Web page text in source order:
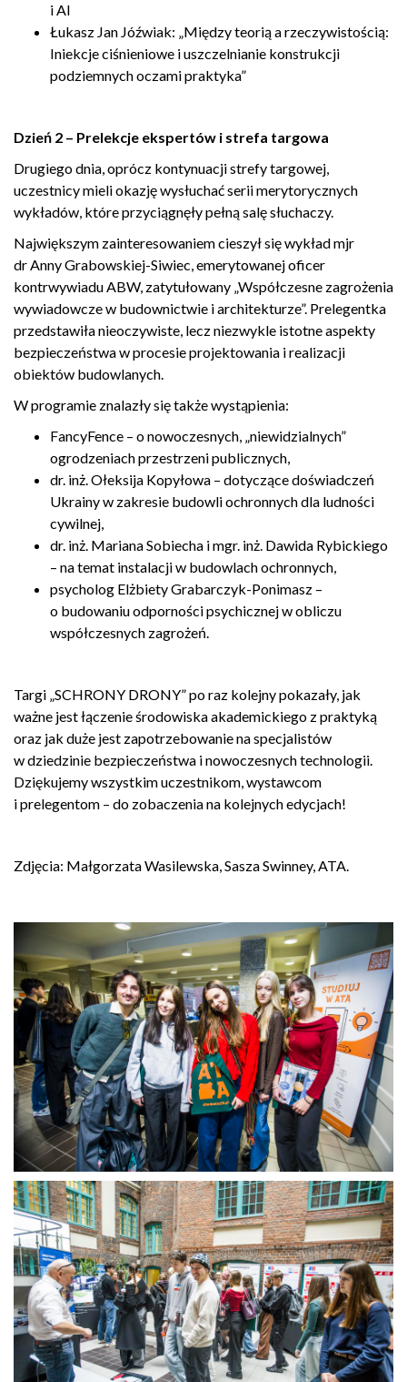
i AI
Łukasz Jan Jóźwiak: „Między teorią a rzeczywistością:
Iniekcje ciśnieniowe i uszczelnianie konstrukcji
podziemnych oczami praktyka”
Dzień 2 – Prelekcje ekspertów i strefa targowa
Drugiego dnia, oprócz kontynuacji strefy targowej,
uczestnicy mieli okazję wysłuchać serii merytorycznych
wykładów, które przyciągnęły pełną salę słuchaczy.
Największym zainteresowaniem cieszył się wykład mjr
dr Anny Grabowskiej-Siwiec, emerytowanej oficer
kontrwywiadu ABW, zatytułowany „Współczesne zagrożenia
wywiadowcze w budownictwie i architekturze”. Prelegentka
przedstawiła nieoczywiste, lecz niezwykle istotne aspekty
bezpieczeństwa w procesie projektowania i realizacji
obiektów budowlanych.
W programie znalazły się także wystąpienia:
FancyFence – o nowoczesnych, „niewidzialnych”
ogrodzeniach przestrzeni publicznych,
dr. inż. Ołeksija Kopyłowa – dotyczące doświadczeń
Ukrainy w zakresie budowli ochronnych dla ludności
cywilnej,
dr. inż. Mariana Sobiecha i mgr. inż. Dawida Rybickiego
– na temat instalacji w budowlach ochronnych,
psycholog Elżbiety Grabarczyk-Ponimasz –
o budowaniu odporności psychicznej w obliczu
współczesnych zagrożeń.
Targi „SCHRONY DRONY” po raz kolejny pokazały, jak
ważne jest łączenie środowiska akademickiego z praktyką
oraz jak duże jest zapotrzebowanie na specjalistów
w dziedzinie bezpieczeństwa i nowoczesnych technologii.
Dziękujemy wszystkim uczestnikom, wystawcom
i prelegentom – do zobaczenia na kolejnych edycjach!
Zdjęcia: Małgorzata Wasilewska, Sasza Swinney, ATA.